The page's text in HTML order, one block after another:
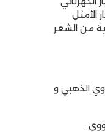
الأمثل
من الشعر
الذهبي و
.